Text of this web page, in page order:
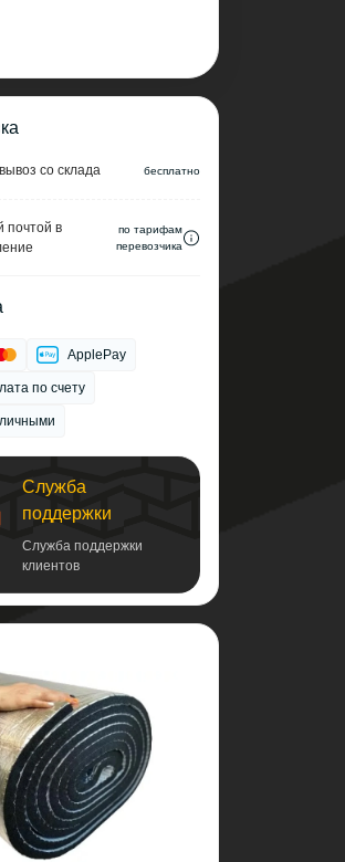
со склада беcплатно
почтой в
по тарифам
перевозчика
ApplePay
по счету
Служба
поддержки
Служба поддержки
клиентов